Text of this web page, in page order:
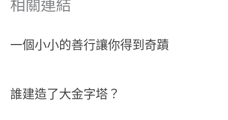
相關連結
一個小小的善行讓你得到奇蹟
誰建造了大金字塔？